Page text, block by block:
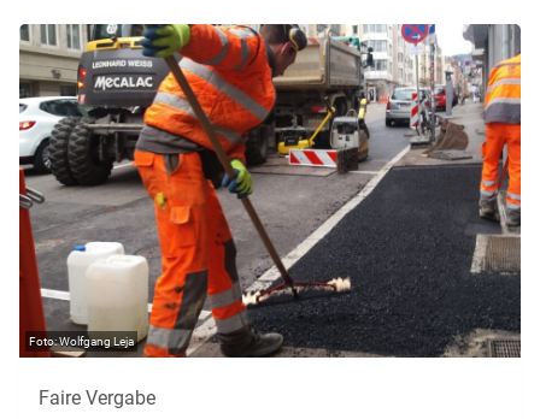
Wolfgang Leja
Faire Vergabe